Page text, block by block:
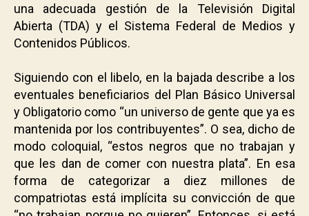
una adecuada gestión de la Televisión Digital
Abierta (TDA) y el Sistema Federal de Medios y
Contenidos Públicos.
Siguiendo con el libelo, en la bajada describe a los
eventuales beneficiarios del Plan Básico Universal
y Obligatorio como “un universo de gente que ya es
mantenida por los contribuyentes”. O sea, dicho de
modo coloquial, “estos negros que no trabajan y
que les dan de comer con nuestra plata”. En esa
forma de categorizar a diez millones de
compatriotas está implícita su convicción de que